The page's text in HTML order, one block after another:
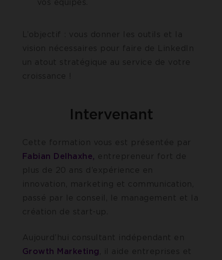
vos équipes.
L’objectif : vous donner les outils et la
vision nécessaires pour faire de LinkedIn
un atout stratégique au service de votre
croissance !
Intervenant
Cette formation vous est présentée par
Fabian Delhaxhe, entrepreneur fort de
plus de 20 ans d’expérience en
innovation, marketing et communication,
passé par le conseil, le management et la
création de start-up.
Aujourd’hui consultant indépendant en
Growth Marketing, il aide entreprises et